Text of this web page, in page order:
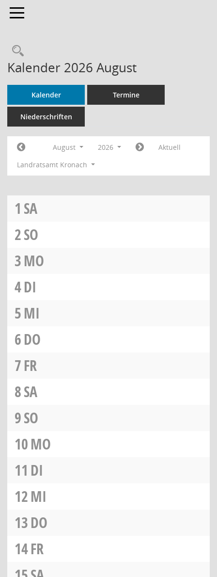
Toggle navigation
Rechercheauswahl
Kalender 2026 August
Kalender Termine
Niederschriften
August 2026
Aktuell
Landratsamt Kronach
1 SA
2SO
3MO
4DI
5MI
6DO
7FR
8SA
9SO
10MO
11 DI
12MI
13DO
14FR